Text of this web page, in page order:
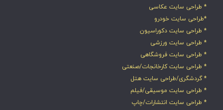
* طراحی سایت عکاسی
*طراحی سایت خودرو
* طراحی سایت دکوراسیون
* طراحی سایت ورزشی
* طراحی سایت فروشگاهی
* طراحی سایت کارخانجات/صنعتی
* گردشگری/طراحی سایت هتل
* طراحی سایت موسیقی/فیلم
* طراحی سایت انتشارات/چاپ